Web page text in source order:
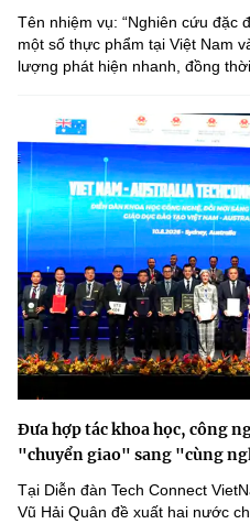
Tên nhiệm vụ: “Nghiên cứu đặc
một số thực phẩm tại Việt Nam
lượng phát hiện nhanh, đồng
Đưa hợp tác khoa học, công
"chuyển giao" sang "cùng
Tại Diễn đàn Tech Connect
Vũ Hải Quân đề xuất hai nước